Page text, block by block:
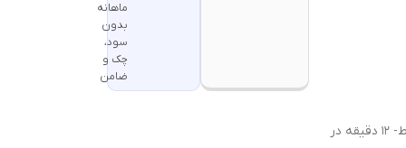
۳۰ دقیقه در سرعت کم- ۱۸ دقیقه در سرعت متوسط- ۱۲ دقیقه در
ماهانه
بدون
سود،
چک و
ضامن